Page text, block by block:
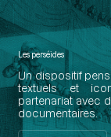
Les perséides
Un dispositif
textuels et
partenariat avec
documentaires.